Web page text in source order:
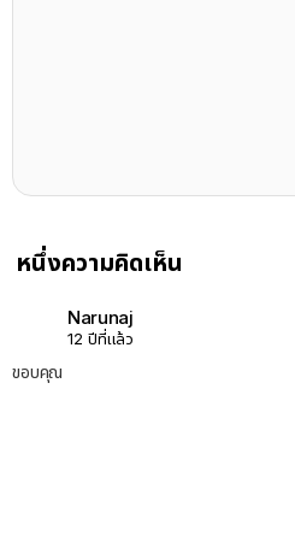
หนึ่งความคิดเห็น
Narunaj
12 ปีที่แล้ว
ขอบคุณ